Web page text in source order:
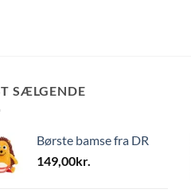
SÆLGENDE
Børste bamse fra DR
149,00kr.